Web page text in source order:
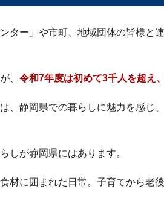
ター」や市町、地域団体の皆様と
、 令和7年度は初めて3千人を超え
、静岡県での暮らしに魅力を感じ
が静岡県にはあります。
材に囲まれた日常。子育てから老